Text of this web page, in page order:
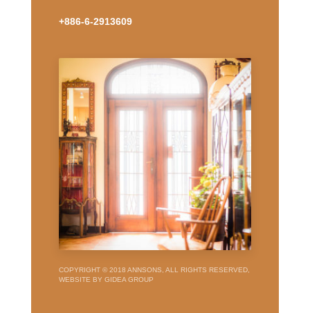
+886-6-2913609
COPYRIGHT © 2018 ANNSONS, ALL RIGHTS RESERVED,
WEBSITE BY GIDEA GROUP